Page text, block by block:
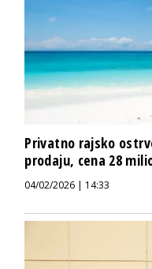
Privatno rajsko
prodaju, cena 28
04/02/2026 | 14:33